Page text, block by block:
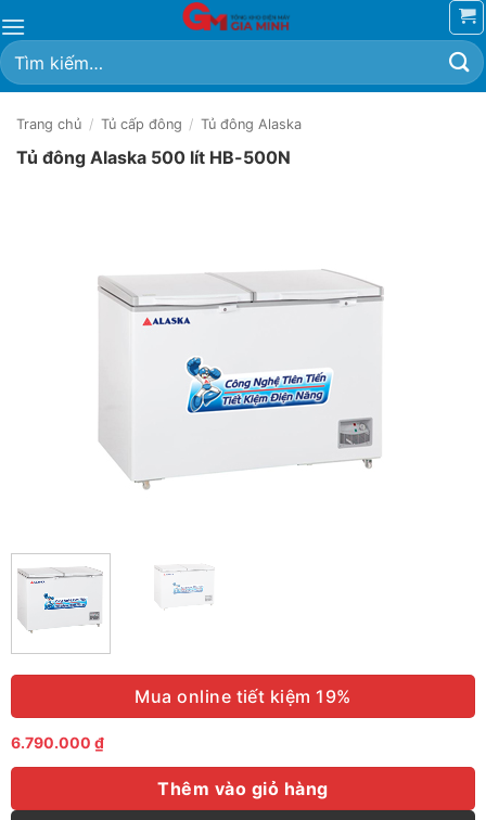
qua
nội
dung
Tìm
kiếm:
Trang chủ / Tủ cấp đông / Tủ đông Alaska
Tủ đông Alaska 500 lít HB-500N
Mua online tiết kiệm 19%
6.790.000 ₫
Thêm vào giỏ hàng